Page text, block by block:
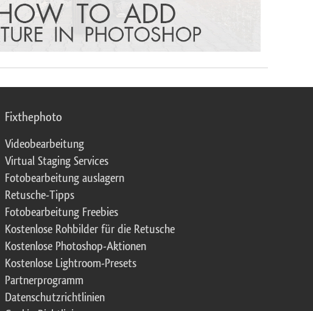
Fixthephoto
Videobearbeitung
Virtual Staging Services
Fotobearbeitung auslagern
Retusche-Tipps
Fotobearbeitung Freebies
Kostenlose Rohbilder für die Retusche
Kostenlose Photoshop-Aktionen
Kostenlose Lightroom-Presets
Partnerprogramm
Datenschutzrichtlinien